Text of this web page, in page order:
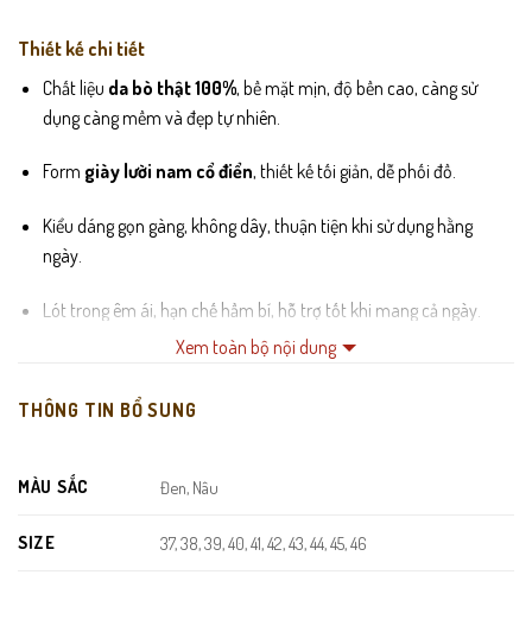
Thiết kế chi tiết
Chất liệu da bò thật 100%, bề mặt mịn, độ bền cao, càng sử
dụng càng mềm và đẹp tự nhiên.
Form giày lười nam cổ điển, thiết kế tối giản, dễ phối đồ.
Kiểu dáng gọn gàng, không dây, thuận tiện khi sử dụng hằng
ngày.
Lót trong êm ái, hạn chế hầm bí, hỗ trợ tốt khi mang cả ngày.
Đế cao su nguyên khối chắc chắn, chống trơn trượt và hỗ trợ
giảm chấn hiệu quả.
sử dụng.
Xem toàn bộ nội dung
THÔNG TIN BỔ SUNG
MÀU SẮC Đen, Nâu
SIZE 37, 38, 39, 40, 41, 42, 43, 44, 45, 46